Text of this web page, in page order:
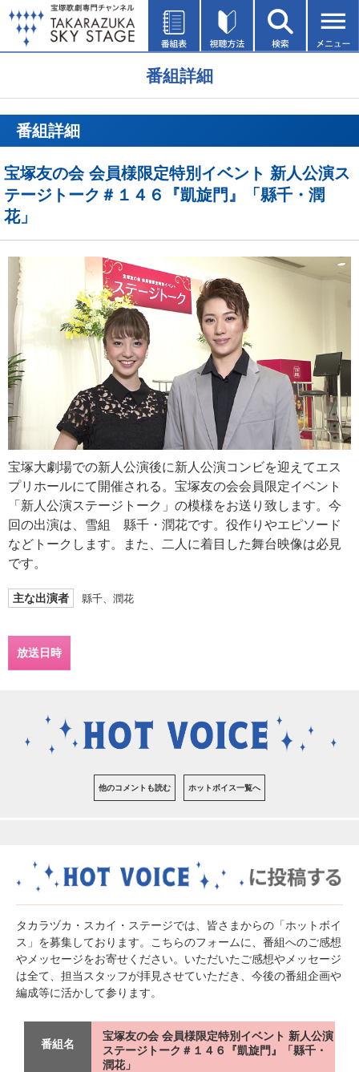
番組詳細
番組詳細
宝塚友の会 会員様限定特別イベント 新人公演ス
テージトーク＃１４６『凱旋門』「縣千・潤
花」
宝塚大劇場での新人公演後に新人公演コンビを迎えてエス
プリホールにて開催される。宝塚友の会会員限定イベント
「新人公演ステージトーク」の模様をお送り致します。今
回の出演は、雪組 縣千・潤花です。役作りやエピソード
などトークします。また、二人に着目した舞台映像は必見
です。
主な出演者 縣千、潤花
放送日時
他のコメントも読む ホットボイス一覧へ
タカラヅカ・スカイ・ステージでは、皆さまからの「ホットボイ
ス」を募集しております。こちらのフォームに、番組へのご感想
やメッセージをお寄せください。いただいたご感想やメッセージ
は全て、担当スタッフが拝見させていただき、今後の番組企画や
編成等に活かして参ります。
番組名
宝塚友の会 会員様限定特別イベント 新人公演
ステージトーク＃１４６『凱旋門』「縣千・
潤花」